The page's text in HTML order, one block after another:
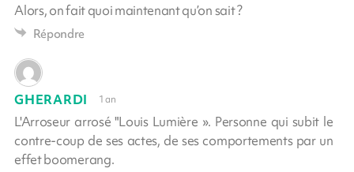
Alors, on fait quoi maintenant qu’on sait ?
Répondre
GHERARDI 1 an
L'Arroseur arrosé "Louis Lumière ». Personne qui subit le
contre-coup de ses actes, de ses comportements par un
effet boomerang.